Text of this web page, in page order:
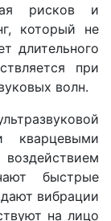
рисков и
который не
длительного
при
волн.
кварцевыми
быстрые
вибрации
на лицо